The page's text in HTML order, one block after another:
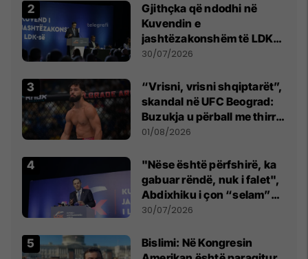
Gjithçka që ndodhi në
Kuvendin e
jashtëzakonshëm të LDK-
së
30/07/2026
“Vrisni, vrisni shqiptarët”,
skandal në UFC Beograd:
Buzukja u përball me thirrje
anti-shqiptare nga
01/08/2026
"Nëse është përfshirë, ka
gabuar rëndë, nuk i falet",
Abdixhiku i çon “selam”
Përparim Ramës
30/07/2026
Bislimi: Në Kongresin